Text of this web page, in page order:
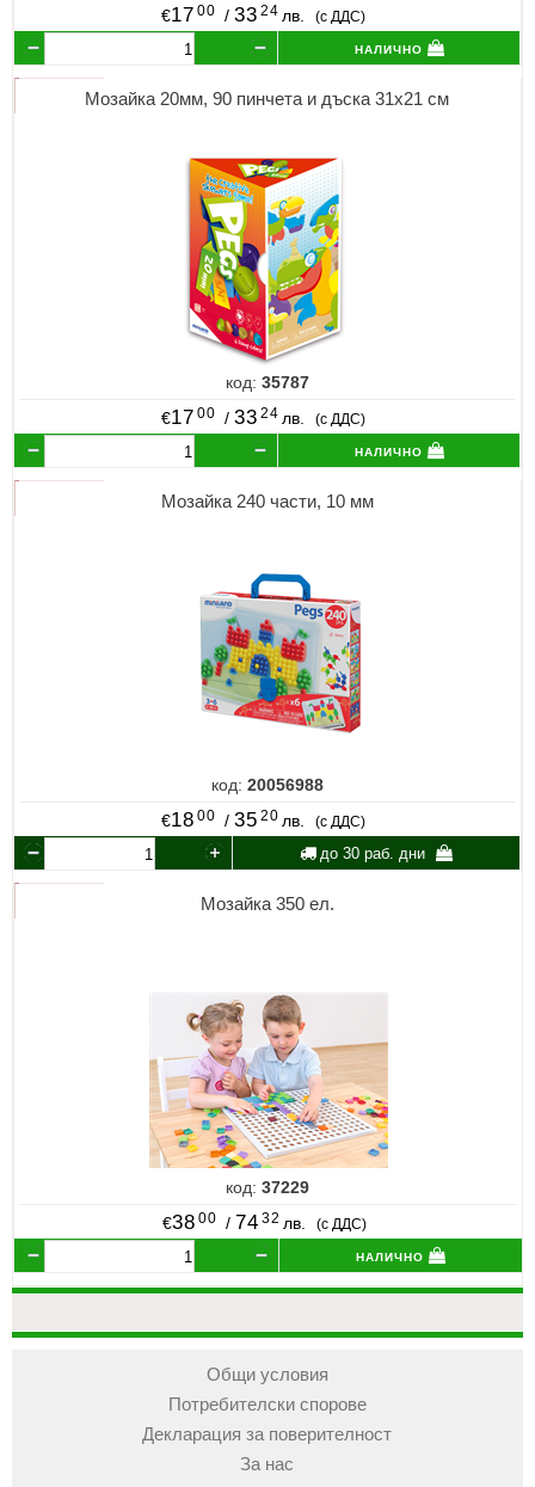
€17 00 / 33 24 лв. (с ДДС)
налично
Мозайка 20мм, 90 пинчета и дъска 31х21 см
код: 35787
€17 00 / 33 24 лв. (с ДДС)
налично
Мозайка 240 части, 10 мм
код: 20056988
€18 00 / 35 20 лв. (с ДДС)
до 30 раб. дни
Мозайка 350 ел.
код:37229
€38 00 / 74 32 лв. (с ДДС)
налично
Общи условия
Потребителски спорове
Декларация за поверителност
За нас